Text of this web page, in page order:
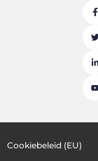
Cookiebeleid (EU)